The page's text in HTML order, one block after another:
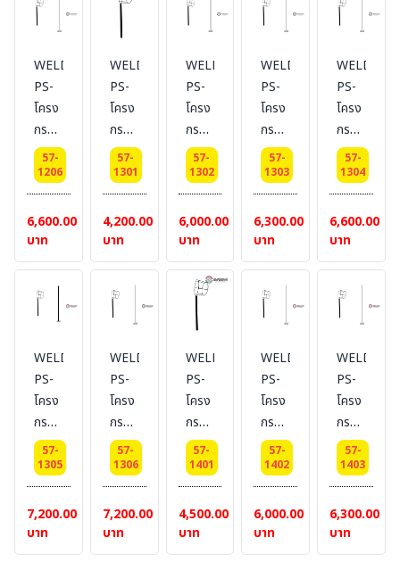
สูง 1
เมตร
สูง
1.5
สูง 2
เมตร
สูง
2.5
WELDING-
PS-
โครง
กรวย
ลม
บอก
ทิศทาง
Dai
30
cm.
สูง 3
เมตร
57-
1206
6,600.00
บาท
WELDING-
PS-
โครง
กรวย
ลม
บอก
ทิศทาง
Dai
45
cm.
57-
1301
4,200.00
บาท
WELDING-
PS-
โครง
กรวย
ลม
บอก
ทิศทาง
Dai
45
cm.
เสา
สูง 1
เมตร
57-
1302
6,000.00
บาท
WELDING-
PS-
โครง
กรวย
ลม
บอก
ทิศทาง
Dai
45
cm.
สูง
1.5
57-
1303
6,300.00
บาท
WELDING-
PS-
โครง
กรวย
ลม
บอก
ทิศทาง
Dai
45
cm.
สูง 2
เมตร
57-
1304
6,600.00
บาท
WELDING-
PS-
โครง
กรวย
ลม
บอก
ทิศทาง
Dai
45
cm.
57-
1305
7,200.00
บาท
WELDING-
PS-
โครง
กรวย
ลม
บอก
ทิศทาง
Dai
45
cm.
57-
1306
7,200.00
บาท
WELDING-
PS-
โครง
กรวย
ลม
บอก
ทิศทาง
Dai
50
cm.
57-
1401
4,500.00
บาท
WELDING-
PS-
โครง
กรวย
ลม
บอก
ทิศทาง
Dai
50
cm.
57-
1402
6,000.00
บาท
WELDING-
PS-
โครง
กรวย
ลม
บอก
ทิศทาง
ลม
Dia.50
Cm.
57-
1403
6,300.00
บาท